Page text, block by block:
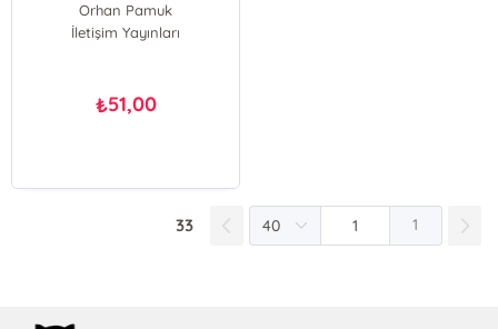
Orhan Pamuk
İletişim Yayınları
₺51,00
33 1